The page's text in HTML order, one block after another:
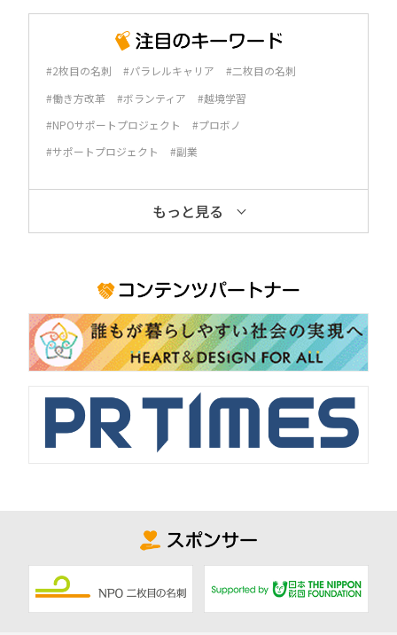
#2枚目の名刺 #パラレルキャリア
#二枚目の名刺
#働き方改革
#ボランティア
#越境学習
#NPOサポートプロジェクト
#プロボノ
#サポートプロジェクト
#副業
もっと見る